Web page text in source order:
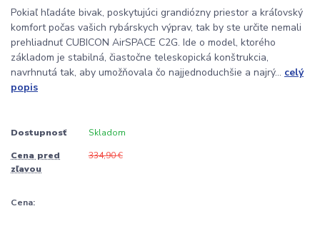
Pokiaľ hľadáte bivak, poskytujúci grandiózny priestor a kráľovský
komfort počas vašich rybárskych výprav, tak by ste určite nemali
prehliadnuť CUBICON AirSPACE C2G. Ide o model, ktorého
základom je stabilná, čiastočne teleskopická konštrukcia,
navrhnutá tak, aby umožňovala čo najjednoduchšie a najrý... celý
popis
Dostupnosť Skladom
Cena pred
zľavou
334,90 €
Cena: